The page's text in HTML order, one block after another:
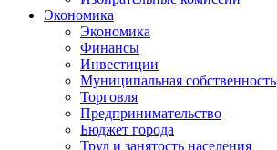
Экономика
Экономика
Финансы
Инвестиции
Муниципальная собственность
Торговля
Предпринимательство
Бюджет города
Труд и занятость населения